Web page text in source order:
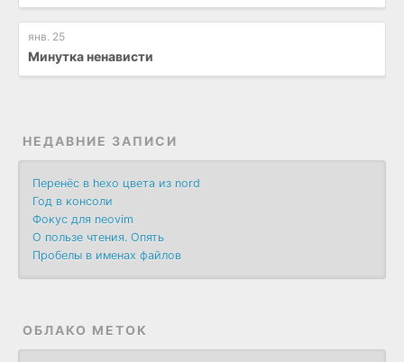
янв. 25
Минутка ненависти
НЕДАВНИЕ ЗАПИСИ
Перенёс в hexo цвета из nord
Год в консоли
Фокус для neovim
О пользе чтения. Опять
Пробелы в именах файлов
ОБЛАКО МЕТОК